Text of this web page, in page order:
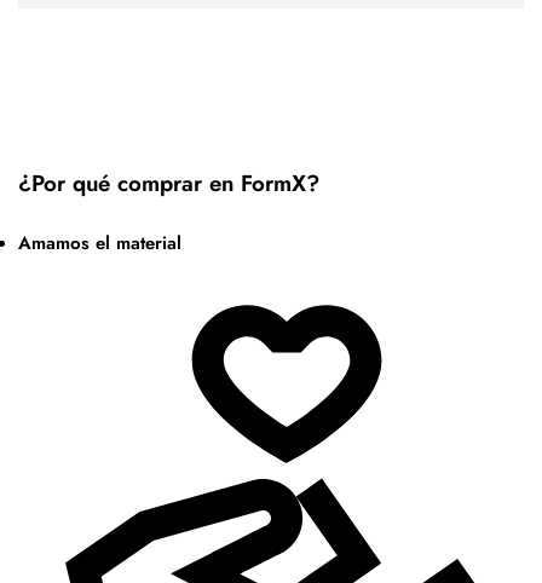
¿Por qué comprar en FormX?
Amamos el material